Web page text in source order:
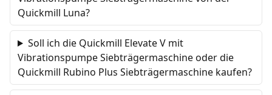
Quickmill Luna?
Soll ich die Quickmill Elevate V mit
Vibrationspumpe Siebträgermaschine oder die
Quickmill Rubino Plus Siebträgermaschine kaufen?